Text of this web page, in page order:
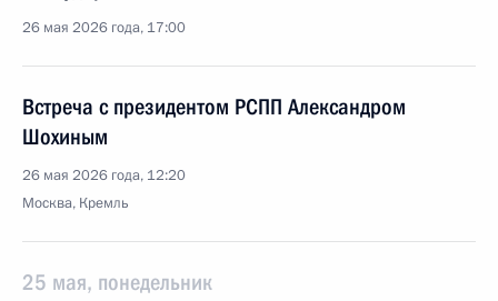
26 мая 2026 года, 17:00
Встреча с президентом РСПП Александром
Шохиным
26 мая 2026 года, 12:20
Москва, Кремль
25 мая, понедельник